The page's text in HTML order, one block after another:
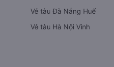
Vé tàu Đà Nẵng Huế
Vé tàu Hà Nội Vinh